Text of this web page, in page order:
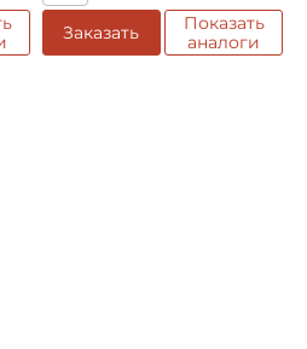
Заказать
Показать
аналоги
19 мм,